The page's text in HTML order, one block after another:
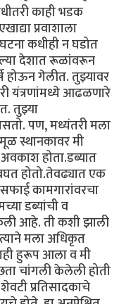
काही भडक
प्रवाशाला
कधीही न घडोत
देशात रूळांवरून
होऊन गेलीत. तुझ्यावर
यंत्रणांमध्ये आढळणारे
तुझ्या
पण, मध्यंतरी मला
स्थानकावर मी
होता.डब्यात
होतो.तेवढ्यात एक
कामगारांवरचा
डब्यांची व
आहे. ती कशी झाली
मला अधिकृत
हुरूप आला व मी
चांगली केलेली होती
प्रतिसादकाचे